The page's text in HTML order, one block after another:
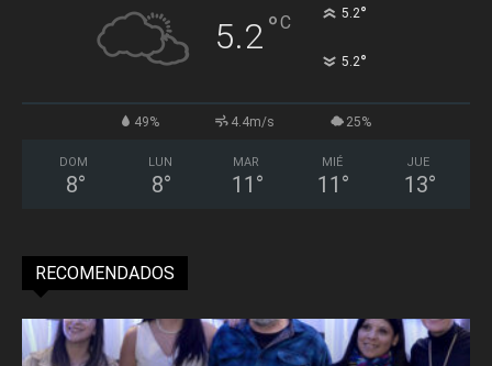
5.2°C 5.2°
5.2°
49% 4.4m/s 25%
DOM
8°
LUN
8°
MAR
11 °
MIÉ
11 °
JUE
13°
RECOMENDADOS